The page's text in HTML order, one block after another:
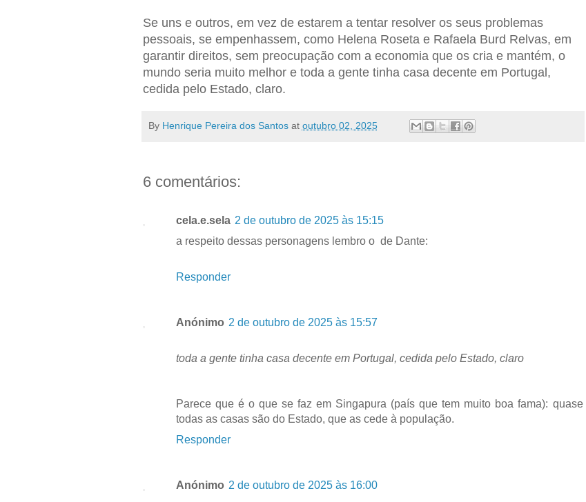
Se uns e outros, em vez de estarem a tentar resolver os seus problemas
pessoais, se empenhassem, como Helena Roseta e Rafaela Burd Relvas, em
garantir direitos, sem preocupação com a economia que os cria e mantém, o
mundo seria muito melhor e toda a gente tinha casa decente em Portugal,
cedida pelo Estado, claro.
By Henrique Pereira dos Santos at outubro 02, 2025
6 comentários:
cela.e.sela 2 de outubro de 2025 às 15:15
a respeito dessas personagens lembro o de Dante:
Responder
Anónimo 2 de outubro de 2025 às 15:57
toda a gente tinha casa decente em Portugal, cedida pelo Estado, claro
Parece que é o que se faz em Singapura (país que tem muito boa fama): quase
todas as casas são do Estado, que as cede à população.
Responder
Anónimo 2 de outubro de 2025 às 16:00